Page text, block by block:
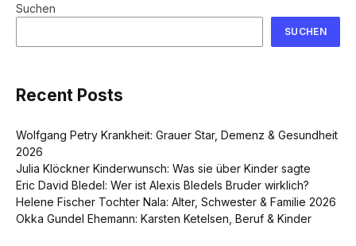
Suchen
SUCHEN
Recent Posts
Wolfgang Petry Krankheit: Grauer Star, Demenz & Gesundheit
2026
Julia Klöckner Kinderwunsch: Was sie über Kinder sagte
Eric David Bledel: Wer ist Alexis Bledels Bruder wirklich?
Helene Fischer Tochter Nala: Alter, Schwester & Familie 2026
Okka Gundel Ehemann: Karsten Ketelsen, Beruf & Kinder